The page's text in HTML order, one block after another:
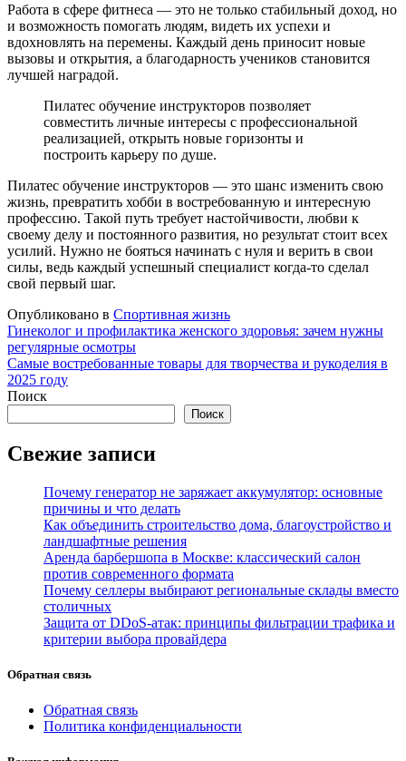
Работа в сфере фитнеса — это не только стабильный доход, но
и возможность помогать людям, видеть их успехи и
вдохновлять на перемены. Каждый день приносит новые
вызовы и открытия, а благодарность учеников становится
лучшей наградой.
Пилатес обучение инструкторов позволяет
совместить личные интересы с профессиональной
реализацией, открыть новые горизонты и
построить карьеру по душе.
Пилатес обучение инструкторов — это шанс изменить свою
жизнь, превратить хобби в востребованную и интересную
профессию. Такой путь требует настойчивости, любви к
своему делу и постоянного развития, но результат стоит всех
усилий. Нужно не бояться начинать с нуля и верить в свои
силы, ведь каждый успешный специалист когда-то сделал
свой первый шаг.
Опубликовано в Спортивная жизнь
Навигация
по
записям
Гинеколог и профилактика женского здоровья: зачем нужны
регулярные осмотры
Самые востребованные товары для творчества и рукоделия в
2025 году
Поиск
Поиск
Свежие записи
Почему генератор не заряжает аккумулятор: основные
причины и что делать
Как объединить строительство дома, благоустройство и
ландшафтные решения
Аренда барбершопа в Москве: классический салон
против современного формата
Почему селлеры выбирают региональные склады вместо
столичных
Защита от DDoS-атак: принципы фильтрации трафика и
критерии выбора провайдера
Обратная связь
Обратная связь
Политика конфиденциальности